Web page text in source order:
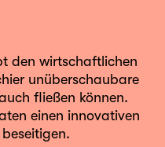
den wirtschaftlichen
unüberschaubare
fließen können.
einen innovativen